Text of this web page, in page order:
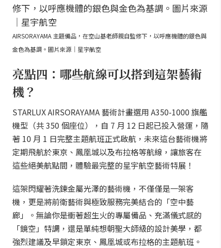
AIRSORAYAMA 主題備品，在空山基老師親自監修下，以呼應機體的銀色與
金色為基調。圖片來源｜星宇航空
亮點四：哪些航線可以搭到這架藝術
機？
STARLUX AIRSORAYAMA 藝術計畫選用 A350-1000 旗艦
機型（共 350 個座位），自 7 月 12 日起已投入營運，隨
著 10 月 1 日完整主題航班正式啟航，未來這台藝術機將
定期飛航於東京、鳳凰城以及布拉格等航線，讓旅客在
這些絕美航點間，體驗最完整的星宇航空藝術特展！
這架閃耀著洗鍊金屬光澤的藝術機，不僅僅是一架客
機，更是將前衛藝術與極致服務完美結合的「空中藝
廊」。無論你是衝著超生火的專屬備品、充滿儀式感的
「鏡空」特調，還是單純想朝聖大師級的設計美學，都
強烈建議及早鎖定東京、鳳凰城或布拉格的主題航班。